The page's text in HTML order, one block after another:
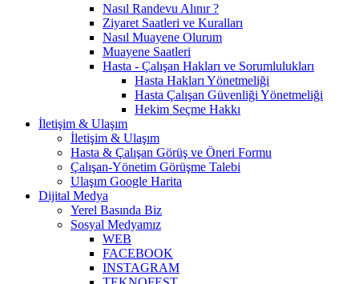
Nasıl Randevu Alınır ?
Ziyaret Saatleri ve Kuralları
Nasıl Muayene Olurum
Muayene Saatleri
Hasta - Çalışan Hakları ve Sorumlulukları
Hasta Hakları Yönetmeliği
Hasta Çalışan Güvenliği Yönetmeliği
Hekim Seçme Hakkı
İletişim & Ulaşım
İletişim & Ulaşım
Hasta & Çalışan Görüş ve Öneri Formu
Çalışan-Yönetim Görüşme Talebi
Ulaşım Google Harita
Dijital Medya
Yerel Basında Biz
Sosyal Medyamız
WEB
FACEBOOK
INSTAGRAM